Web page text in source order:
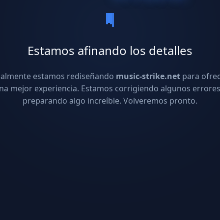
Estamos afinando los detalles
estamos rediseñando music-strike.net para
mejor experiencia. Estamos corrigiendo algunos
preparando algo increíble. Volveremos pronto.